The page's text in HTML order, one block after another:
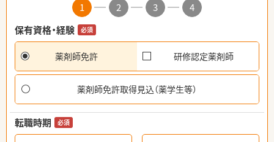
1 2 3
4
保有資格・経験
必須
薬剤師免許 研修認定薬剤師
薬剤師免許取得見込（薬学生等）
転職時期 必須